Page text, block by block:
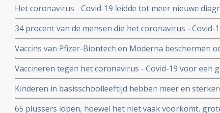
Het coronavirus - Covid-19 leidde tot meer nieuwe
uitzaaiingen dan gebruikelijk. Ook werden
uitgesteld en onderbroken
34 procent van de mensen die het coronavirus -
problemen en werd een neurologische of
Vaccins van Pfizer-Biontech en Moderna beschermen
coronavirus aan anderen. Wie is gevaccineerd blijkt
anderen over te dragen
Vaccineren tegen het coronavirus - Covid-19 voor een
patienten en kan duizenden sterfgevallen
studie.
Kinderen in basisschoolleeftijd hebben meer en
besmet te zijn geweest met het coronavirus - Covid-19
65 plussers lopen, hoewel het niet vaak voorkomt,